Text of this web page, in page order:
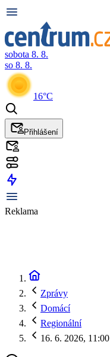
sobota 8. 8.
so 8. 8.
16°C
Přihlášení
Reklama
Zprávy
Domácí
Regionální
16. 6. 2026, 11:00